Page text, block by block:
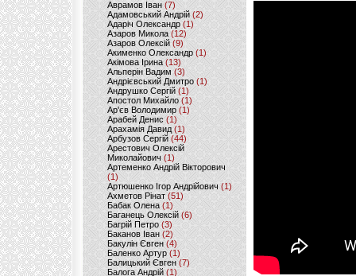
Аврамов Іван (7)
Адамовський Андрій(2)
Адаріч Олександр (1)
Азаров Микола (12)
Азаров Олексій (9)
Акименко Олександр(1)
Акімова Ірина(13)
Альперін Вадим (3)
Андрієвський Дмитро(1)
Андрушко Сергій(1)
Апостол Михайло(1)
Ар'єв Володимир (1)
Арабей Денис(1)
Арахамія Давид (1)
Арбузов Сергій (44)
Арестович Олексій
Миколайович(1)
Артеменко Андрій Вікторович
(1)
Артюшенко Ігор Андрійович(1)
Ахметов Рінат(51)
Бабак Олена(1)
Баганець Олексій(6)
Багрій Петро (3)
Баканов Іван(2)
Бакулін Євген (4)
Баленко Артур(1)
Балицький Євген(7)
Балога Андрій (1)